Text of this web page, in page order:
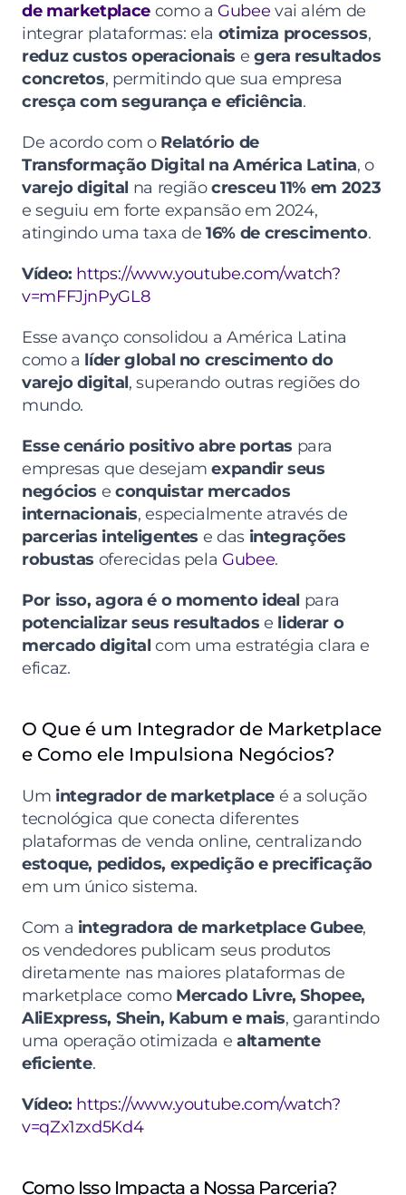
de marketplace como a Gubee vai além de
integrar plataformas: ela otimiza processos
reduz custos operacionais e gera resultados
concretos
cresça com segurança e eficiência.
De acordo com o Relatório de
Transformação Digital na América Latina
, o
varejo digital na região cresceu 11% em 2023
e seguiu em forte expansão em 2024,
atingindo uma taxa de 16% de crescimento.
Vídeo: https://www.youtube.com/watch?
v=mFFJjnPyGL8
Esse avanço consolidou a América Latina
como a líder global no crescimento do
varejo digital, superando outras regiões do
mundo.
Esse cenário positivo abre portas para
empresas que desejam expandir seus
negócios e conquistar mercados
internacionais
parcerias inteligentes e das integrações
robustas oferecidas pela Gubee.
Por isso, agora é o momento ideal
potencializar seus resultados e liderar o
mercado digital com uma estratégia clara e
eficaz.
O Que é um Integrador de Marketplace
e Como ele Impulsiona Negócios?
Um integrador de marketplace é a solução
tecnológica que conecta diferentes
plataformas de venda online, centralizando
estoque, pedidos, expedição e precificação
em um único sistema.
Com a integradora de marketplace Gubee,
os vendedores publicam seus produtos
diretamente nas maiores plataformas de
marketplace como Mercado Livre, Shopee,
AliExpress, Shein, Kabum e mais, garantindo
uma operação otimizada e altamente
eficiente.
Vídeo: https://www.youtube.com/watch?
v=qZx1zxd5Kd4
Como Isso Impacta a Nossa Parceria?